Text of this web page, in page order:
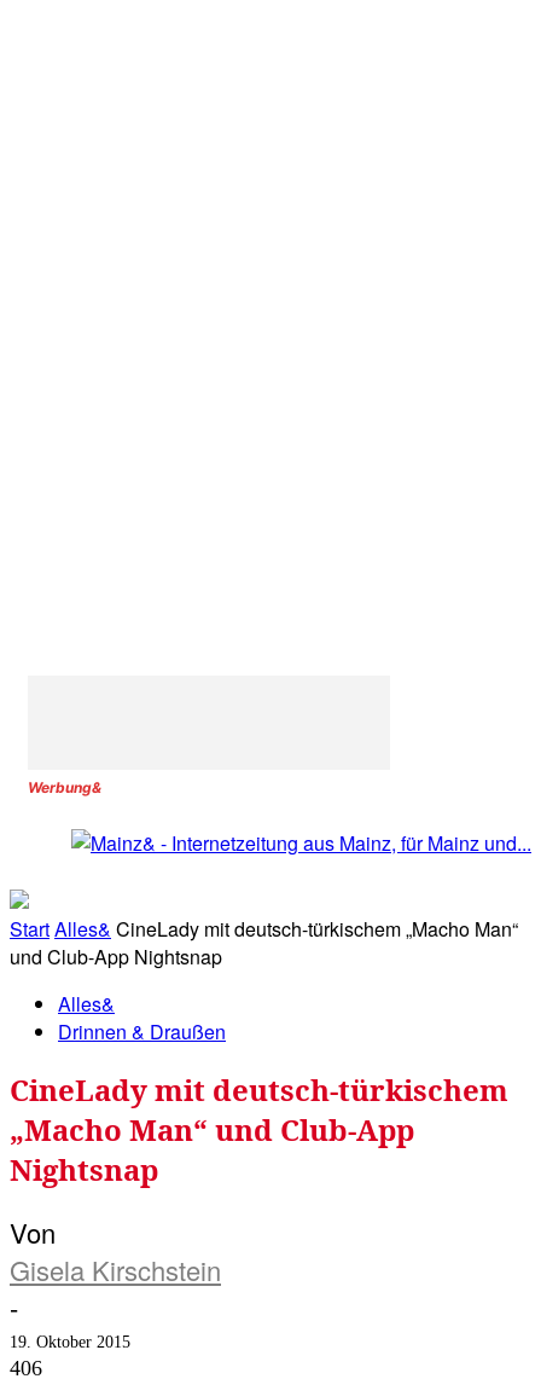
Werbung&
StartAlles& CineLady mit deutsch-türkischem „Macho Man“
und Club-App Nightsnap
Alles&
Drinnen & Draußen
CineLady mit deutsch-türkischem
„Macho Man“ und Club-App
Nightsnap
Von
Gisela Kirschstein
-
19. Oktober 2015
406